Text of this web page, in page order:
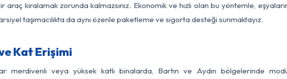
kiralamak zorunda kalmazsınız. Ekonomik ve hızlı olan bu yöntemle,
taşımacılıkta da aynı özenle paketleme ve sigorta desteği sunmaktayız.
Kat Erişimi
merdivenli veya yüksek katlı binalarda, Bartın ve Aydın bölgelerinde